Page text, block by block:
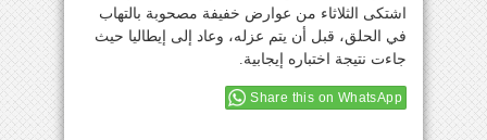
اشتكى الثلاثاء من عوارض خفيفة مصحوبة بالتهاب
في الحلق، قبل أن يتم عزله، وعاد إلى إيطاليا حيث
جاءت نتيجة اختباره إيجابية.
Share this on WhatsApp